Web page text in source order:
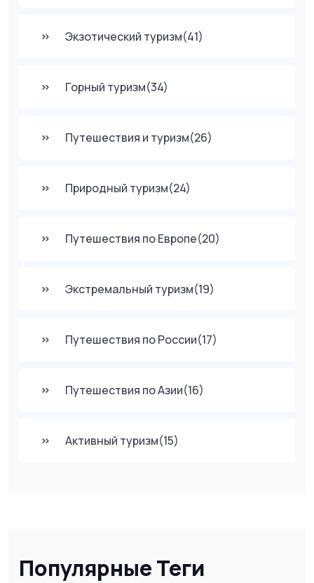
Экзотический туризм(41)
Горный туризм(34)
Путешествия и туризм(26)
Природный туризм(24)
Путешествия по Европе(20)
Экстремальный туризм(19)
Путешествия по России(17)
Путешествия по Азии(16)
Активный туризм(15)
Популярные Теги